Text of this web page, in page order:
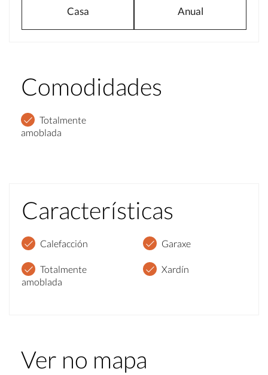
Casa Anual
Comodidades
Totalmente
amoblada
Características
Calefacción Garaxe
Totalmente
amoblada
Xardín
Ver no mapa